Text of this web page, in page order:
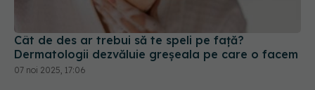
Cât de des ar trebui să te speli pe față?
Dermatologii dezvăluie greșeala pe care o facem
07 noi 2025, 17:06